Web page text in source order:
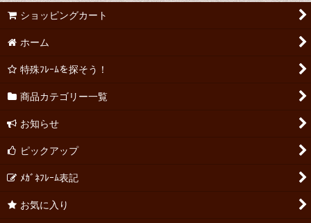
ショッピングカート
ホーム
特殊ﾌﾚｰﾑを探そう！
商品カテゴリー一覧
お知らせ
ピックアップ
ﾒｶﾞﾈﾌﾚｰﾑ表記
お気に入り